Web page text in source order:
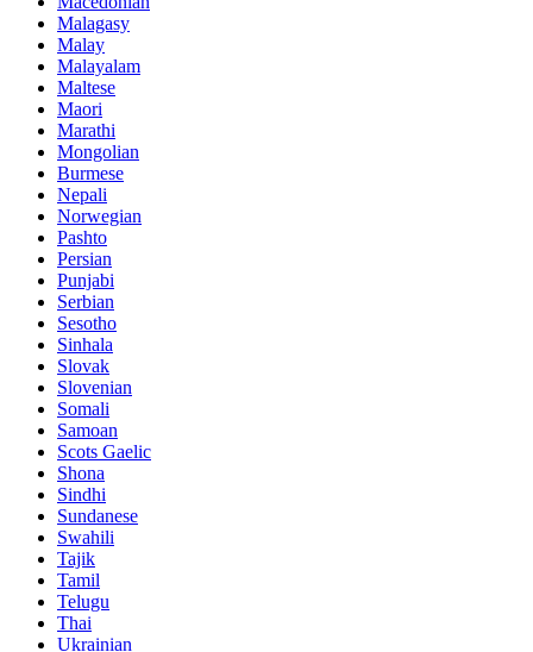
Malagasy
Malay
Malayalam
Maltese
Maori
Marathi
Mongolian
Burmese
Nepali
Norwegian
Pashto
Persian
Punjabi
Serbian
Sesotho
Sinhala
Slovak
Slovenian
Somali
Samoan
Scots Gaelic
Shona
Sindhi
Sundanese
Swahili
Tajik
Tamil
Telugu
Thai
Ukrainian